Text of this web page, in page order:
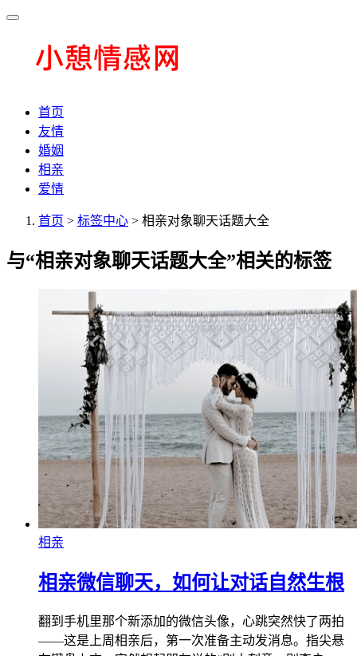
首页
友情
婚姻
相亲
爱情
首页 > 标签中心 > 相亲对象聊天话题大全
与“相亲对象聊天话题大全”相关的标签
相亲
相亲微信聊天，如何让对话自然生根
翻到手机里那个新添加的微信头像，心跳突然快了两拍
——这是上周相亲后，第一次准备主动发消息。指尖悬